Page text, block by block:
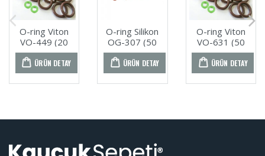
O-ring Viton
VO-449 (20
ADET)
ÜRÜN DETAY
O-ring Silikon
OG-307 (50
ADET)
ÜRÜN DETAY
O-ring Viton
VO-631 (50
ADET)
ÜRÜN DETAY